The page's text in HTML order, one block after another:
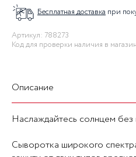
Бесплатная доставка при
Артикул: 788273
Код для проверки наличия в
Описание
Наслаждайтесь солнцем
Сыворотка широкого